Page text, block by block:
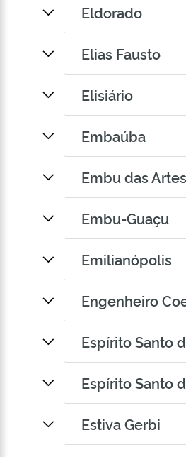
Eldorado
Elias Fausto
Elisiário
Embaúba
Embu das Artes
Embu-Guaçu
Emilianópolis
Engenheiro
Espírito Santo
Espírito Santo
Estiva Gerbi